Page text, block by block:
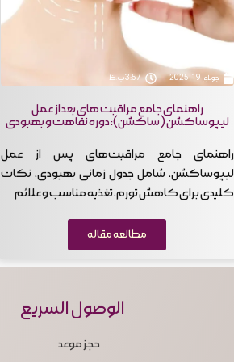
جولای 19, 2025 3:57 ب.ظ
راهنمای جامع مراقبت های بعد از عمل
لیپوساکشن (ساکشن): دوره نقاهت و بهبودی
راهنمای جامع مراقبت‌های پس از عمل
لیپوساکشن، شامل جدول زمانی بهبودی، نکات
کلیدی برای کاهش تورم، تغذیه مناسب و علائم
مطالعه مقاله
الوصول السريع
حجز موعد